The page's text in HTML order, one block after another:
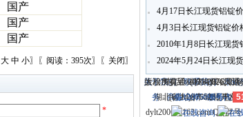
国产
国产
国产
大 中 小〗〖阅读：395次〗〖 关闭〗
*
行情报价
4月17日长江现货铝锭
4月3日长江现货铝锭价
2010年1月8日长江现货
行情报价
2024年5月24日长江现
行情报价
关于我们-联系我们-本站
务- 商业合作-服务内容
电话：
(0714)8765285 电子
dylt2006@163.com QQ群
大冶市灵通科技有限公司
湖北省大冶市城北开发
版权所有 © 2006-2026灵
备12005698号-1